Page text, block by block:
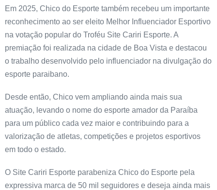
Em 2025, Chico do Esporte também recebeu um importante
reconhecimento ao ser eleito Melhor Influenciador Esportivo
na votação popular do Troféu Site Cariri Esporte. A
premiação foi realizada na cidade de Boa Vista e destacou
o trabalho desenvolvido pelo influenciador na divulgação do
esporte paraibano.
Desde então, Chico vem ampliando ainda mais sua
atuação, levando o nome do esporte amador da Paraíba
para um público cada vez maior e contribuindo para a
valorização de atletas, competições e projetos esportivos
em todo o estado.
O Site Cariri Esporte parabeniza Chico do Esporte pela
expressiva marca de 50 mil seguidores e deseja ainda mais